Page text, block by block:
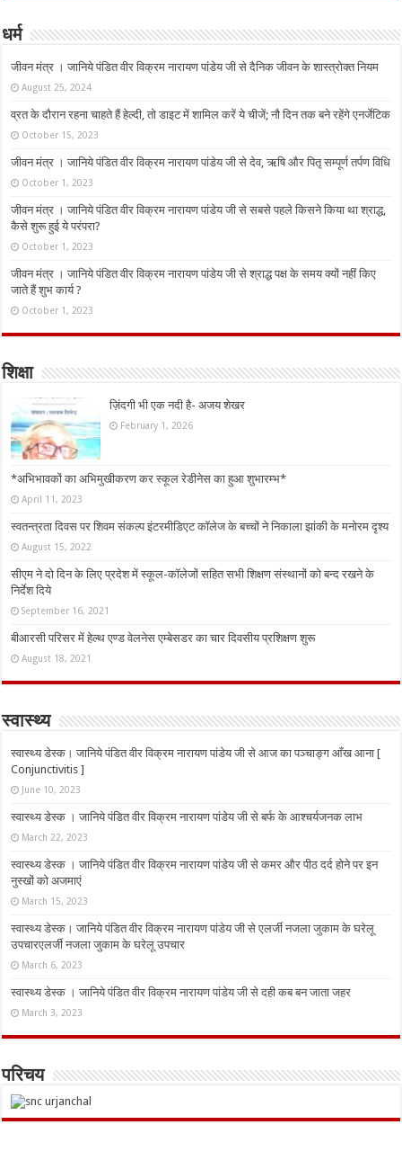
धर्म
जीवन मंत्र । जानिये पंडित वीर विक्रम नारायण पांडेय जी से दैनिक जीवन के शास्त्रोक्त नियम
August 25, 2024
व्रत के दौरान रहना चाहते हैं हेल्दी, तो डाइट में शामिल करें ये चीजें; नौ दिन तक बने रहेंगे एनर्जेटिक
October 15, 2023
जीवन मंत्र । जानिये पंडित वीर विक्रम नारायण पांडेय जी से देव, ऋषि और पितृ सम्पूर्ण तर्पण विधि
October 1, 2023
जीवन मंत्र । जानिये पंडित वीर विक्रम नारायण पांडेय जी से सबसे पहले किसने किया था श्राद्ध,
कैसे शुरू हुई ये परंपरा?
October 1, 2023
जीवन मंत्र । जानिये पंडित वीर विक्रम नारायण पांडेय जी से श्राद्ध पक्ष के समय क्यों नहीं किए
जाते हैं शुभ कार्य ?
October 1, 2023
शिक्षा
ज़िंदगी भी एक नदी है- अजय शेखर
February 1, 2026
*अभिभावकों का अभिमुखीकरण कर स्कूल रेडीनेस का हुआ शुभारम्भ*
April 11, 2023
स्वतन्त्रता दिवस पर शिवम संकल्प इंटरमीडिएट कॉलेज के बच्चों ने निकाला झांकी के मनोरम दृश्य
August 15, 2022
सीएम ने दो दिन के लिए प्रदेश में स्कूल-कॉलेजों सहित सभी शिक्षण संस्थानों को बन्द रखने के
निर्देश दिये
September 16, 2021
बीआरसी परिसर में हेल्थ एण्ड वेलनेस एम्बेसडर का चार दिवसीय प्रशिक्षण शुरू
August 18, 2021
स्वास्थ्य
स्वास्थ्य डेस्क। जानिये पंडित वीर विक्रम नारायण पांडेय जी से आज का पञ्चाङ्ग आँख आना [
Conjunctivitis ]
June 10, 2023
स्वास्थ्य डेस्क । जानिये पंडित वीर विक्रम नारायण पांडेय जी से बर्फ के आश्चर्यजनक लाभ
March 22, 2023
स्वास्थ्य डेस्क । जानिये पंडित वीर विक्रम नारायण पांडेय जी से कमर और पीठ दर्द होने पर इन
नुस्‍खों को अजमाएं
March 15, 2023
स्वास्थ्य डेस्क। जानिये पंडित वीर विक्रम नारायण पांडेय जी से एलर्जी नजला जुकाम के घरेलू
उपचारएलर्जी नजला जुकाम के घरेलू उपचार
March 6, 2023
स्वास्थ्य डेस्क । जानिये पंडित वीर विक्रम नारायण पांडेय जी से दही कब बन जाता जहर
March 3, 2023
परिचय